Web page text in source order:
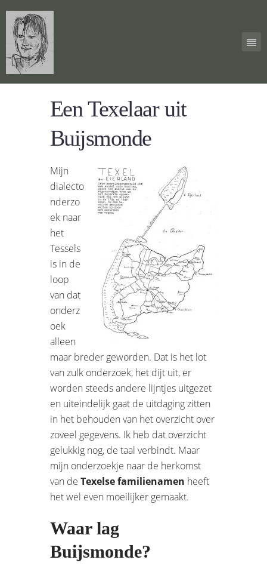
Een Texelaar uit
Buijsmonde
Mijn
dialecto
nderzo
ek naar
het
Tessels
is in de
loop
van dat
onderz
oek
alleen
maar breder geworden. Dat is het lot
van zulk onderzoek, het dijt uit, er
worden steeds andere lijntjes uitgezet
en uiteindelijk gaat de uitdaging zitten
in het behouden van het overzicht over
zoveel gegevens. Ik heb dat overzicht
gelukkig nog, de taal verbindt. Maar
mijn onderzoekje naar de herkomst
van de Texelse familienamen heeft
het wel even moeilijker gemaakt.
Waar lag
Buijsmonde?